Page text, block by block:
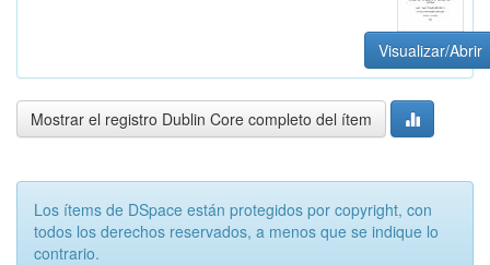
Visualizar/Abrir
Mostrar el registro Dublin Core completo del ítem
Los ítems de DSpace están protegidos por copyright, con
todos los derechos reservados, a menos que se indique lo
contrario.